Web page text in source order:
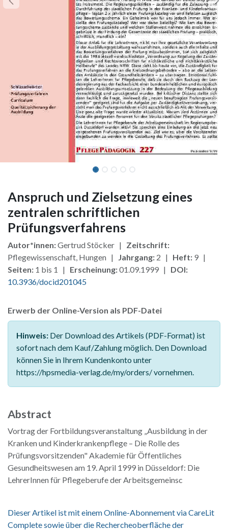
Anspruch und Zielsetzung eines
zentralen schriftlichen
Prüfungsverfahrens
Autor*innen:Gertrud Stöcker | Zeitschrift:
Pflegewissenschaft, Hungen | Jahrgang: 2 | Heft: 9 |
Seiten: 1 bis 1 | Erscheinung:01.09.1999 | DOI:
10.3936/docid201045
Erwerb der Online-Version als PDF-Datei
Hinweis: Der Download des Artikels (PDF-Format) ist
sofort nach dem Kauf/Zahlung möglich. Den Download
können Sie in Ihrem Kundenkonto unter
https://hpsmedia-verlag.de/my/orders/ vornehmen.
Abstract
Vortrag der Fortbildungsveranstaltung „Ausbildung in der
Kranken und Kinderkrankenpflege – Die Rolle des
Prüfungsvorsitzenden" Akademie für Öffentliches
Gesundheitswesen am 19. April 1999 in Düsseldorf: Die
LehrerInnen für Pflegeberufe der Arbeitsgemeinsc
Dieser Artikel ist mit einem Online-Abonnement via CareLit
Complete sowie über die Rechercheoberfläche der